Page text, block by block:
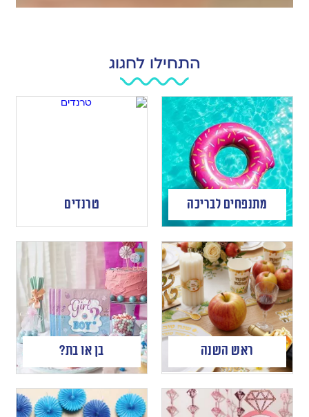
התחילו לחגוג
מתנפחים לבריכה טרנדים
ראש השנה בן או בת?